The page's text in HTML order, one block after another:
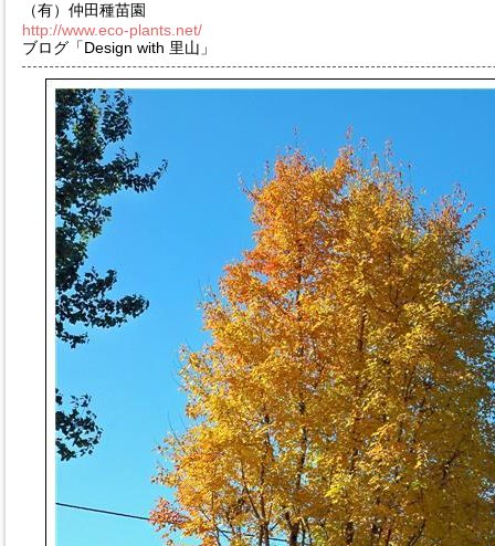
（有）仲田種苗園
http://www.eco-plants.net/
ブログ「Design with 里山」